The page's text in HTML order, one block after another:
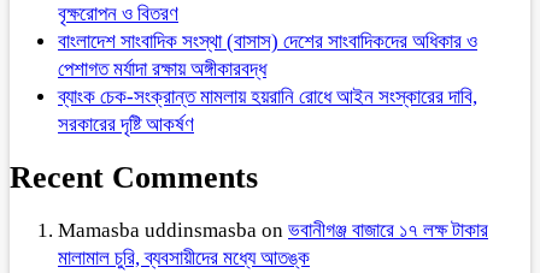
বৃক্ষরোপন ও বিতরণ
বাংলাদেশ সাংবাদিক সংস্থা (বাসাস) দেশের সাংবাদিকদের অধিকার ও
পেশাগত মর্যাদা রক্ষায় অঙ্গীকারবদ্ধ
ব্যাংক চেক-সংক্রান্ত মামলায় হয়রানি রোধে আইন সংস্কারের দাবি,
সরকারের দৃষ্টি আকর্ষণ
Recent Comments
Mamasba uddinsmasba on ভবানীগঞ্জ বাজারে ১৭ লক্ষ টাকার
মালামাল চুরি, ব্যবসায়ীদের মধ্যে আতঙ্ক